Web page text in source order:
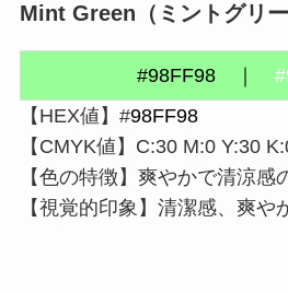
Mint Green （ ミントグリ
#98FF98 ｜
【HEX値】#98FF98
【CMYK値】C:30 M:0 Y:30
【色の特徴】爽やかで清涼感
【視覚的印象】清潔感、爽や